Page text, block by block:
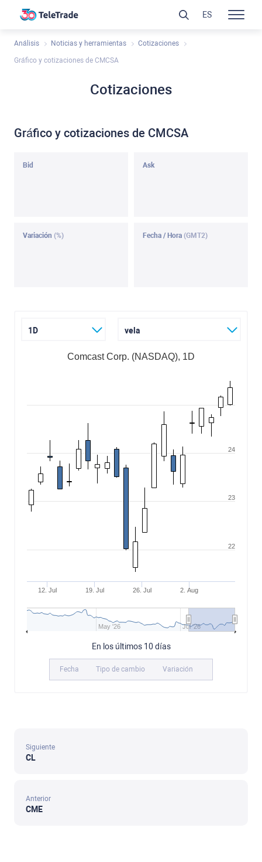
Análisis Noticias y herramientas Cotizaciones
Gráfico y cotizaciones de CMCSA
Cotizaciones
Gráfico y cotizaciones de CMCSA
Bid Ask
Variación (%) Fecha / Hora (GMT2)
1D vela
Comcast Corp. (NASDAQ), 1D
12. Jul 19. Jul 26. Jul 2. Aug
May '26 Jul '26
22
23
24
En los últimos 10 días
Fecha Tipo de cambio Variación
Siguiente
CL
Anterior
CME
ES